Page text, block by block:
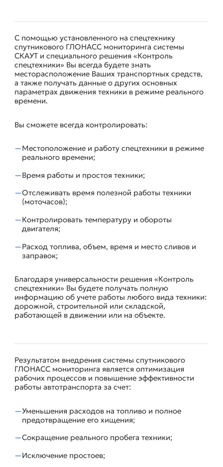
УСТАНОВКА ГЛОНАСС СИСТЕМ НА СПЕЦТЕХНИКУ.
С помощью установленного на спецтехнику
спутникового ГЛОНАСС мониторинга системы
СКАУТ и специального решения «Контроль
спецтехники» Вы всегда будете знать
месторасположение Ваших транспортных средств,
а также получать данные о других основных
параметрах движения техники в режиме реального
времени.
Вы сможете всегда контролировать:
Местоположение и работу спецтехники в режиме
реального времени;
Время работы и простоя техники;
Отслеживать время полезной работы техники
(моточасов);
Контролировать температуру и обороты
двигателя;
Расход топлива, объем, время и место сливов и
заправок;
Благодаря универсальности решения «Контроль
спецтехники» Вы будете получать полную
информацию об учете работы любого вида техники:
дорожной, строительной или складской,
работающей в движении или на объекте.
РЕЗУЛЬТАТЫ ВНЕДРЕНИЯ СИСТЕМЫ СПУТНИКОВОГО
МОНИТОРИНГА ДЛЯ СПЕЦТЕХНИКИ.
Результатом внедрения системы спутникового
ГЛОНАСС мониторинга является оптимизация
рабочих процессов и повышение эффективности
работы автотранспорта за счет:
Уменьшения расходов на топливо и полное
предотвращение его хищения;
Сокращение реального пробега техники;
Исключение простоев;